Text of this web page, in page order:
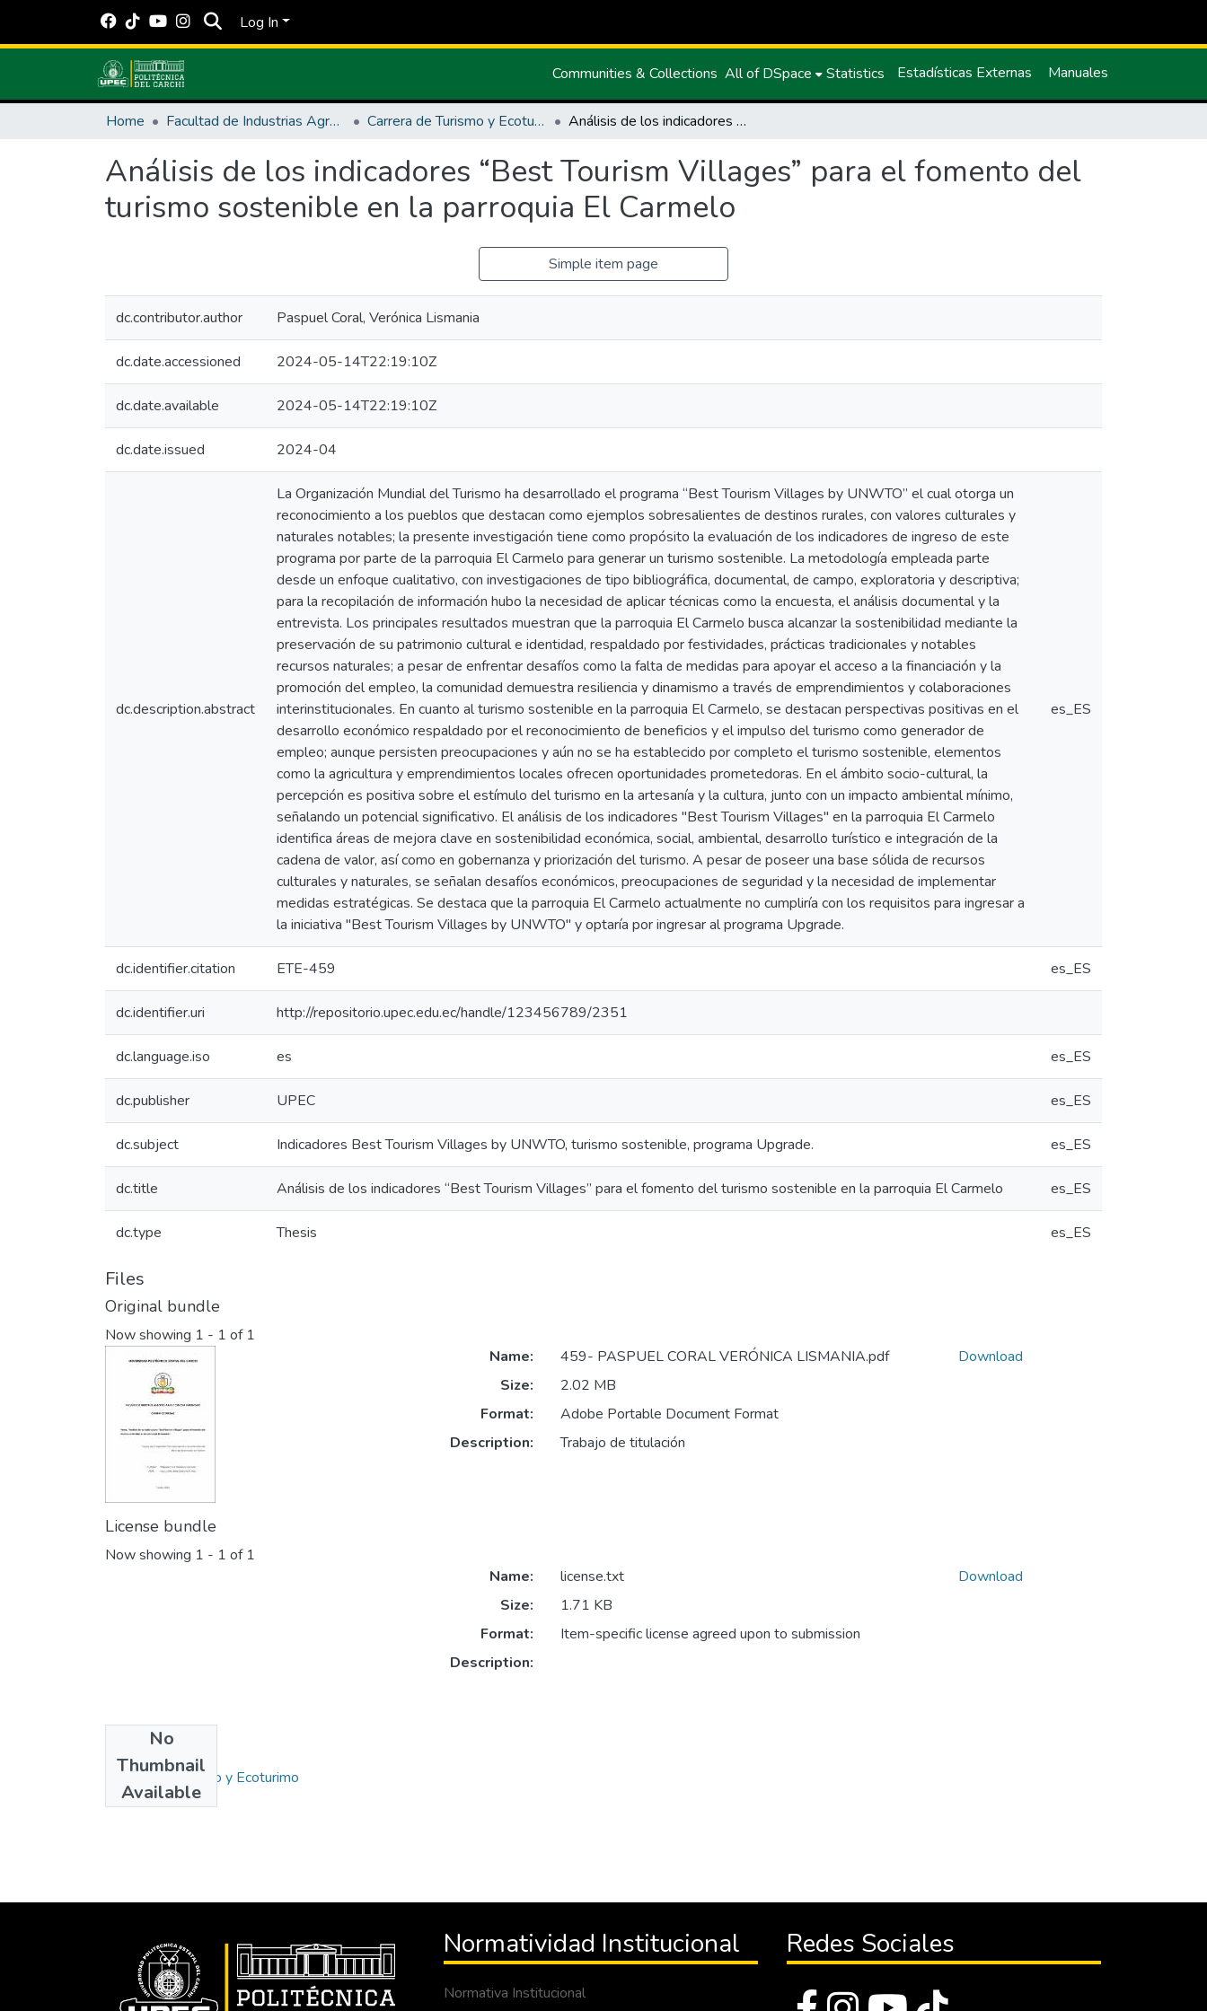
Log In
Communities & Collections All of DSpace Statistics Estadísticas Externas Manuales
Home Facultad de Industrias Agropecuarias y Ciencias Ambientales Carrera de Turismo y Ecoturimo Análisis de los indicadores “Best Tourism Villages” para el fomento del turismo sostenible en la parroquia El Carmelo
Análisis de los indicadores “Best Tourism Villages” para el fomento del
turismo sostenible en la parroquia El Carmelo
Simple item page
dc.contributor.author Paspuel Coral, Verónica Lismania
dc.date.accessioned 2024-05-14T22:19:10Z
dc.date.available 2024-05-14T22:19:10Z
dc.date.issued 2024-04
dc.description.abstract
La Organización Mundial del Turismo ha desarrollado el programa “Best Tourism Villages by UNWTO” el cual otorga un
reconocimiento a los pueblos que destacan como ejemplos sobresalientes de destinos rurales, con valores culturales y
naturales notables; la presente investigación tiene como propósito la evaluación de los indicadores de ingreso de este
programa por parte de la parroquia El Carmelo para generar un turismo sostenible. La metodología empleada parte
desde un enfoque cualitativo, con investigaciones de tipo bibliográfica, documental, de campo, exploratoria y descriptiva;
para la recopilación de información hubo la necesidad de aplicar técnicas como la encuesta, el análisis documental y la
entrevista. Los principales resultados muestran que la parroquia El Carmelo busca alcanzar la sostenibilidad mediante la
preservación de su patrimonio cultural e identidad, respaldado por festividades, prácticas tradicionales y notables
recursos naturales; a pesar de enfrentar desafíos como la falta de medidas para apoyar el acceso a la financiación y la
promoción del empleo, la comunidad demuestra resiliencia y dinamismo a través de emprendimientos y colaboraciones
interinstitucionales. En cuanto al turismo sostenible en la parroquia El Carmelo, se destacan perspectivas positivas en el
desarrollo económico respaldado por el reconocimiento de beneficios y el impulso del turismo como generador de
empleo; aunque persisten preocupaciones y aún no se ha establecido por completo el turismo sostenible, elementos
como la agricultura y emprendimientos locales ofrecen oportunidades prometedoras. En el ámbito socio-cultural, la
percepción es positiva sobre el estímulo del turismo en la artesanía y la cultura, junto con un impacto ambiental mínimo,
señalando un potencial significativo. El análisis de los indicadores "Best Tourism Villages" en la parroquia El Carmelo
identifica áreas de mejora clave en sostenibilidad económica, social, ambiental, desarrollo turístico e integración de la
cadena de valor, así como en gobernanza y priorización del turismo. A pesar de poseer una base sólida de recursos
culturales y naturales, se señalan desafíos económicos, preocupaciones de seguridad y la necesidad de implementar
medidas estratégicas. Se destaca que la parroquia El Carmelo actualmente no cumpliría con los requisitos para ingresar a
la iniciativa "Best Tourism Villages by UNWTO" y optaría por ingresar al programa Upgrade.
es_ES
dc.identifier.citation ETE-459 es_ES
dc.identifier.uri http://repositorio.upec.edu.ec/handle/123456789/2351
dc.language.iso es es_ES
dc.publisher UPEC es_ES
dc.subject Indicadores Best Tourism Villages by UNWTO, turismo sostenible, programa Upgrade. es_ES
dc.title Análisis de los indicadores “Best Tourism Villages” para el fomento del turismo sostenible en la parroquia El Carmelo es_ES
dc.type Thesis es_ES
Files
Original bundle
Now showing 1 - 1 of 1
Name:
459- PASPUEL CORAL VERÓNICA LISMANIA.pdf
Size:
2.02 MB
Format:
Adobe Portable Document Format
Description:
Trabajo de titulación
Download
License bundle
Now showing 1 - 1 of 1
No
Thumbnail
Available
Name:
license.txt
Size:
1.71 KB
Format:
Item-specific license agreed upon to submission
Description:
Download
Collections
Carrera de Turismo y Ecoturimo
Normatividad Institucional
Normativa Institucional
Redes Sociales